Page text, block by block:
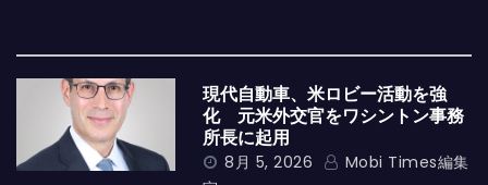
現代自動車、米ロビー活動を強
化 元米外交官をワシントン事務
所長に起用
8月 5, 2026
Mobi Times編集